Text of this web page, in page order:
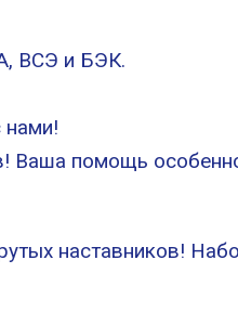
ВСЭ и БЭК.
нами!
Ваша помощь
наставников!